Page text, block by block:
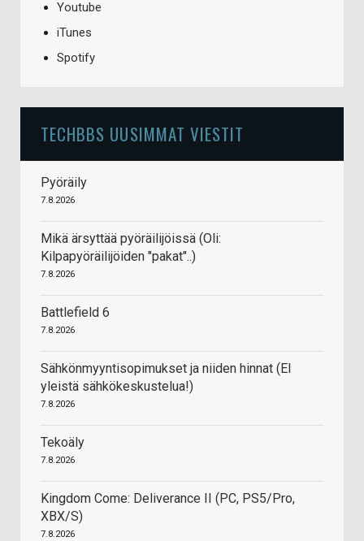
Youtube
iTunes
Spotify
TECHBBS UUSIMMAT VIESTIT
Pyöräily
7.8.2026
Mikä ärsyttää pyöräilijöissä (Oli:
Kilpapyöräilijöiden "pakat"..)
7.8.2026
Battlefield 6
7.8.2026
Sähkönmyyntisopimukset ja niiden hinnat (EI
yleistä sähkökeskustelua!)
7.8.2026
Tekoäly
7.8.2026
Kingdom Come: Deliverance II (PC, PS5/Pro,
XBX/S)
7.8.2026